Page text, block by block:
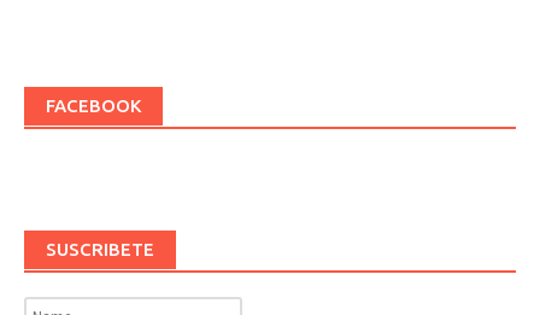
FACEBOOK
SUSCRIBETE